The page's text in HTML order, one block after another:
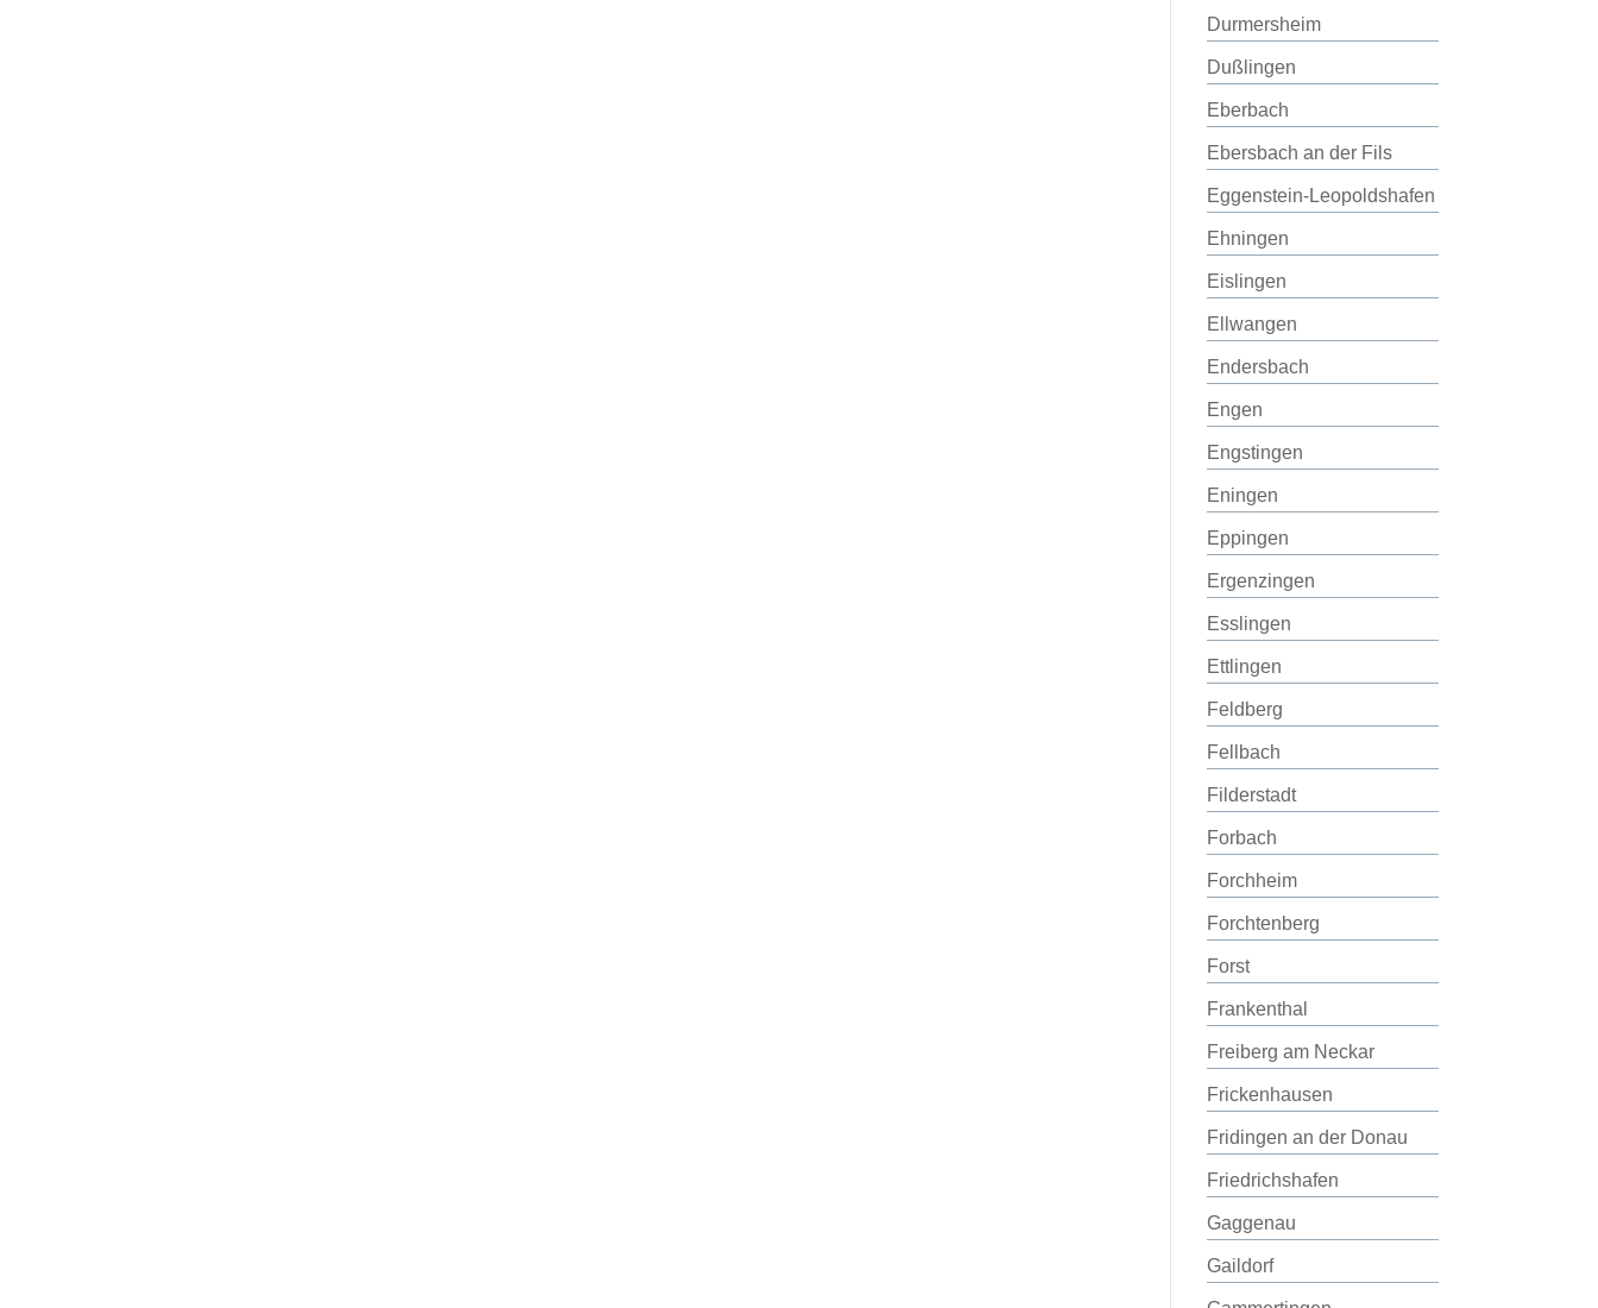
Durmersheim
Dußlingen
Eberbach
Ebersbach an der Fils
Eggenstein-Leopoldshafen
Ehningen
Eislingen
Ellwangen
Endersbach
Engen
Engstingen
Eningen
Eppingen
Ergenzingen
Esslingen
Ettlingen
Feldberg
Fellbach
Filderstadt
Forbach
Forchheim
Forchtenberg
Forst
Frankenthal
Freiberg am Neckar
Frickenhausen
Fridingen an der Donau
Friedrichshafen
Gaggenau
Gaildorf